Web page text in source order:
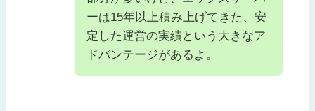
ーは15年以上積み上げてきた、安
定した運営の実績という大きなア
ドバンテージがあるよ。